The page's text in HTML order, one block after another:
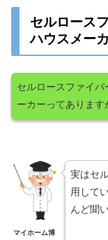
セルロース
ハウスメー
セルロースファイバ
ーカーってあります
マイホーム博
実はセ
用して
んど聞